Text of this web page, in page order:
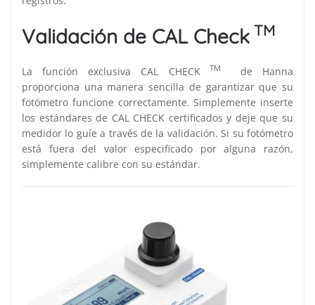
Validación de CAL Check TM
La función exclusiva CAL CHECK TM
de Hanna
proporciona una manera sencilla de garantizar que su
fotómetro funcione correctamente. Simplemente inserte
los estándares de CAL CHECK certificados y deje que su
medidor lo guíe a través de la validación. Si su fotómetro
está fuera del valor especificado por alguna razón,
simplemente calibre con su estándar.